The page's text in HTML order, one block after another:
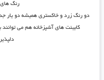
رنگ
دو رنگ زرد و خاکستری همیشه دو یار
کابینت های آشپزخانه هم می